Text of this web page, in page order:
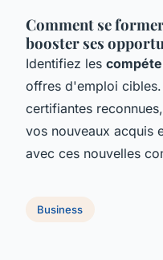
Comment se
booster ses
Identifiez les
offres d'emploi
certifiantes
vos nouveaux acquis
avec ces nouvelles
Business